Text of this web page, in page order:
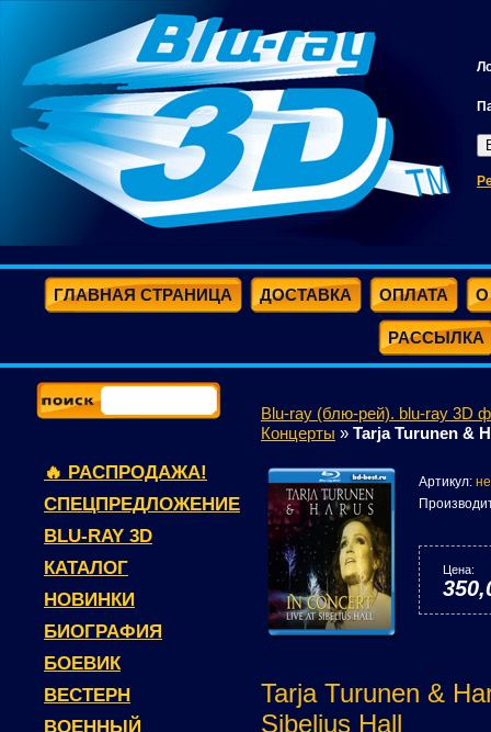
ГЛАВНАЯ СТРАНИЦА ДОСТАВКА ОПЛАТА О
РАССЫЛКА
🔥 РАСПРОДАЖА!
СПЕЦПРЕДЛОЖЕНИЕ
BLU-RAY 3D
КАТАЛОГ
НОВИНКИ
БИОГРАФИЯ
БОЕВИК
ВЕСТЕРН
ВОЕННЫЙ
Blu-ray (блю-рей). blu-ray 3D
Концерты » Tarja Turunen &
Артикул:
Цена:
Tarja Turunen &
Sibelius Hall